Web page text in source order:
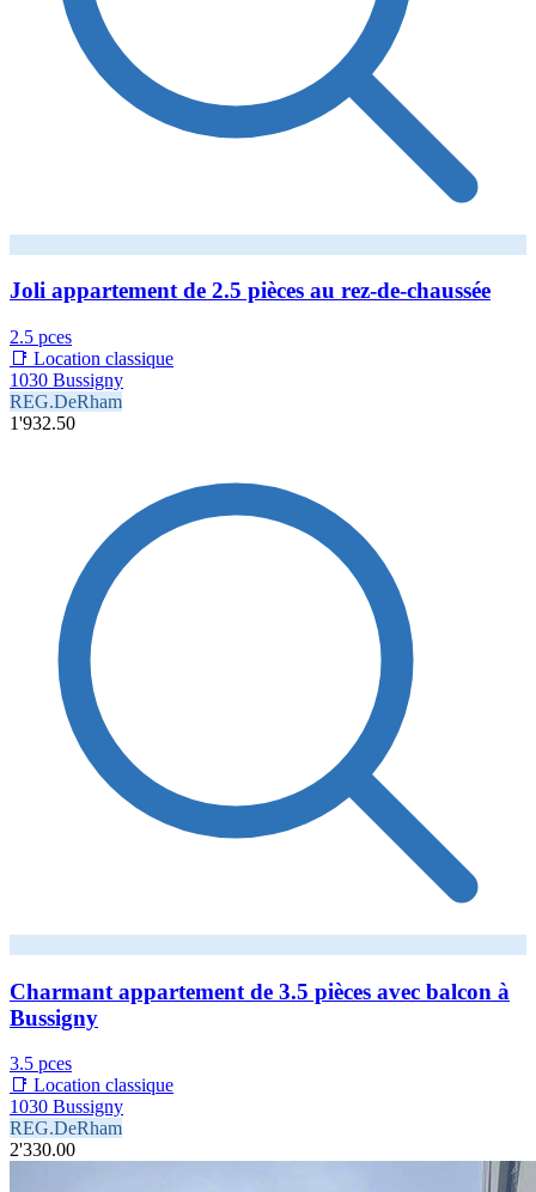
Joli appartement de 2.5 pièces au rez-de-chaussée
2.5 pces
📑 Location classique
1030 Bussigny
REG.DeRham
1'932.50
Charmant appartement de 3.5 pièces avec balcon à
Bussigny
3.5 pces
📑 Location classique
1030 Bussigny
REG.DeRham
2'330.00